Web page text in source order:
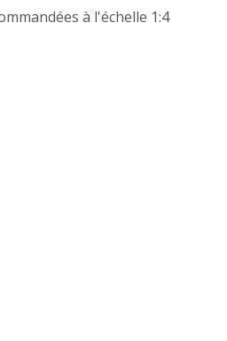
à l'échelle 1:4